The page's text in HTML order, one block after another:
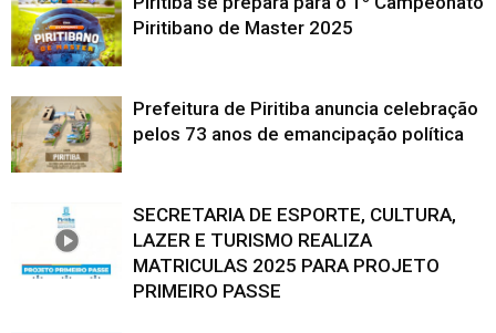
Piritibano de Master 2025
Prefeitura de Piritiba anuncia celebração
pelos 73 anos de emancipação política
SECRETARIA DE ESPORTE, CULTURA,
LAZER E TURISMO REALIZA
MATRICULAS 2025 PARA PROJETO
PRIMEIRO PASSE